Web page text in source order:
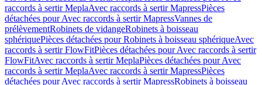
raccords à sertir MeplaAvec raccords à sertir MapressPièces
détachées pour Avec raccords à sertir MapressVannes de
prélèvementRobinets de vidangeRobinets à boisseau
sphériquePièces détachées pour Robinets à boisseau sphériqueAvec
raccords à sertir FlowFitPièces détachées pour Avec raccords à sertir
FlowFitAvec raccords à sertir MeplaPièces détachées pour Avec
raccords à sertir MeplaAvec raccords à sertir MapressPièces
détachées pour Avec raccords à sertir MapressRobinets à boisseau